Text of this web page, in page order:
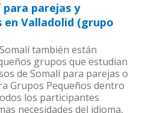
para parejas y
en Valladolid (grupo
también están
grupos que estudian
de Somalí para parejas o
Grupos Pequeños dentro
los participantes
necesidades del idioma,